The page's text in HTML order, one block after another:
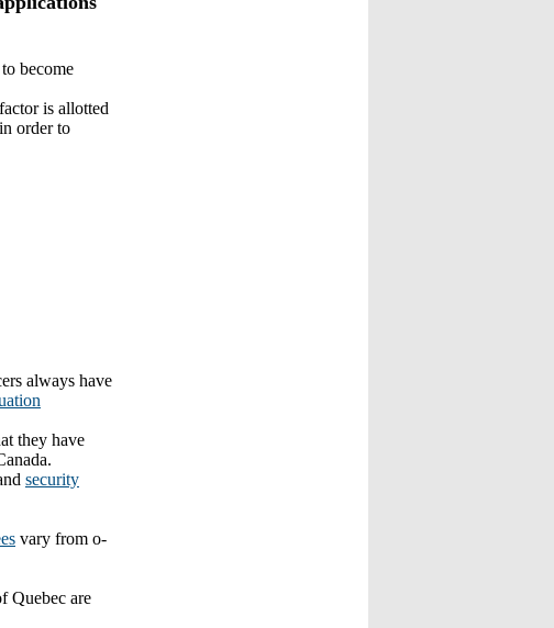
become
is allotted
order to
always have
they have
security
vary from o­
Quebec are